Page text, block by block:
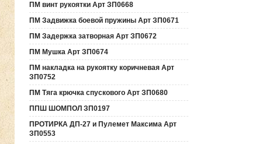
ПМ винт рукоятки Арт ЗП0668
ПМ Задвижка боевой пружины Арт ЗП0671
ПМ Задержка затворная Арт ЗП0672
ПМ Мушка Арт ЗП0674
ПМ накладка на рукоятку коричневая Арт
ЗП0752
ПМ Тяга крючка спускового Арт ЗП0680
ППШ ШОМПОЛ ЗП0197
ПРОТИРКА ДП-27 и Пулемет Максима Арт
ЗП0553